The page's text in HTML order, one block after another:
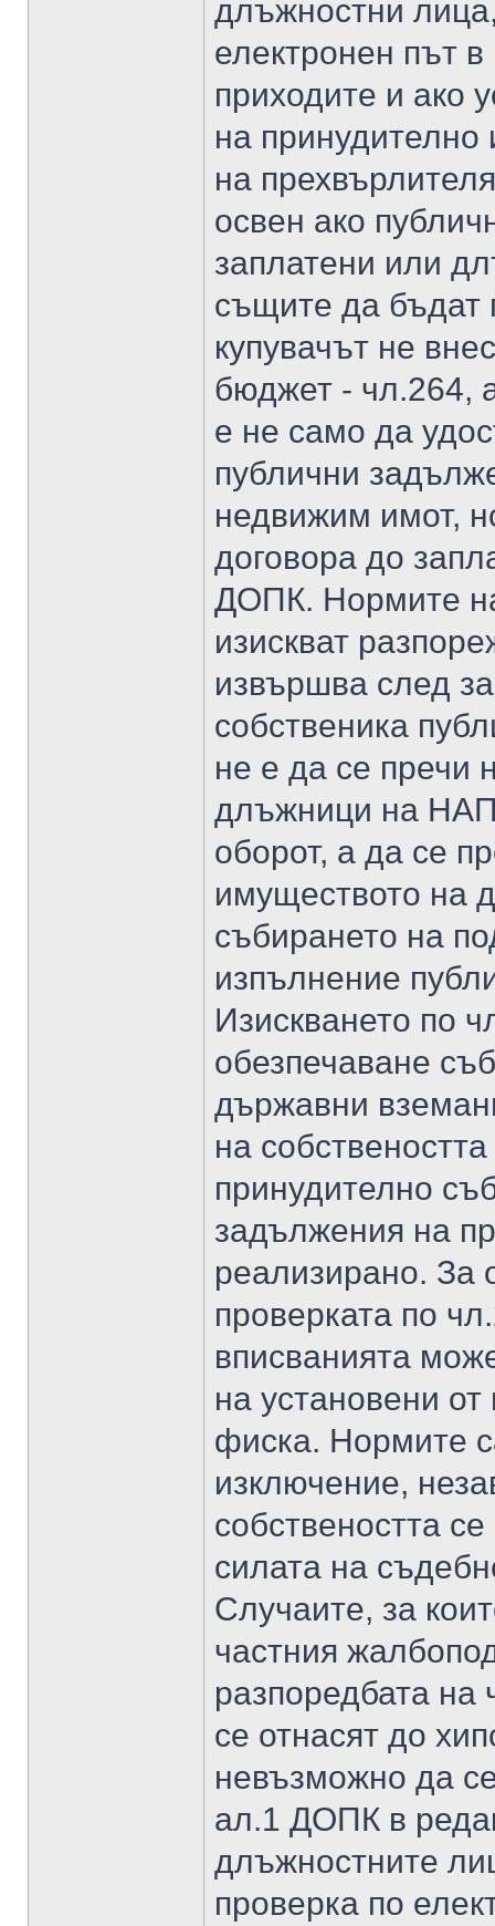
длъжностни
електронен път
приходите и ако
на
на
освен ако
заплатени или
същите да бъдат
купувачът не
бюджет - чл.264,
е не само да
публични
недвижим имот,
договора до
ДОПК. Нормите
изискват
извършва след
собственика
не е да се пречи
длъжници на
оборот, а да се
имуществото на
събирането на
изпълнение
Изискването по
обезпечаване
държавни
на
принудително
задължения на
реализирано. За
проверката по
вписванията
на установени
фиска. Нормите
изключение,
собствеността
силата на
Случаите, за
частния
разпоредбата
се отнасят до
невъзможно да
ал.1 ДОПК в
длъжностните
проверка по